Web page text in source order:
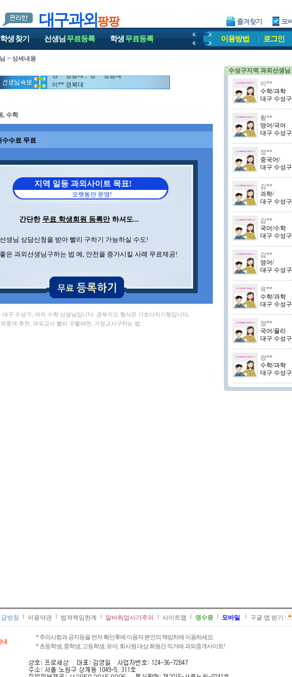
대구과외팡팡
생찾기 선생님 무료등록 학생무료등록 이용방법 로그인
> 상세내용
권** 영남대 , 강** 영남대
이** 경북대
, 수학
수수료 무료
지역 일등 과외사이트 목표!
오랫동안 운영!
간단한 무료 학생회원 등록만하셔도...
생님 상담신청을 받아 빨리 구하기 가능하실 수도!
은 과외선생님구하는 법 예, 안전을 증가시킬 사례 무료제공!
구 수성구, 여자 수학 선생님입니다. 공부지도 형식은 기초다지기형입니다.
중개 추천, 과외교사 빨리 구할려면, 가정교사구하는 법
수성구지역 과외선생님
이**
수학/과학
대구 수성구
황**
영어/국어
대구 수성구
정**
중국어/
대구 수성구
김**
과학/
대구 수성구
김**
국어/수학
대구 수성구
김**
영어/
대구 수성구
유**
수학/과학
대구 수성구
정**
국어/물리
대구 수성구
장**
수학/과학
대구 수성구
방침 이용약관 법적책임한계 알바취업사기주의 사이트맵 영수증 모바일 구글 앱 받기
내
* 주의사항과 공지등을 먼저 확인후에 이용자 본인의 책임하에 이용하세요.
* 초등학생, 중학생, 고등학생, 유아, 회사원 대상 회원간 직거래 과외중개사이트!